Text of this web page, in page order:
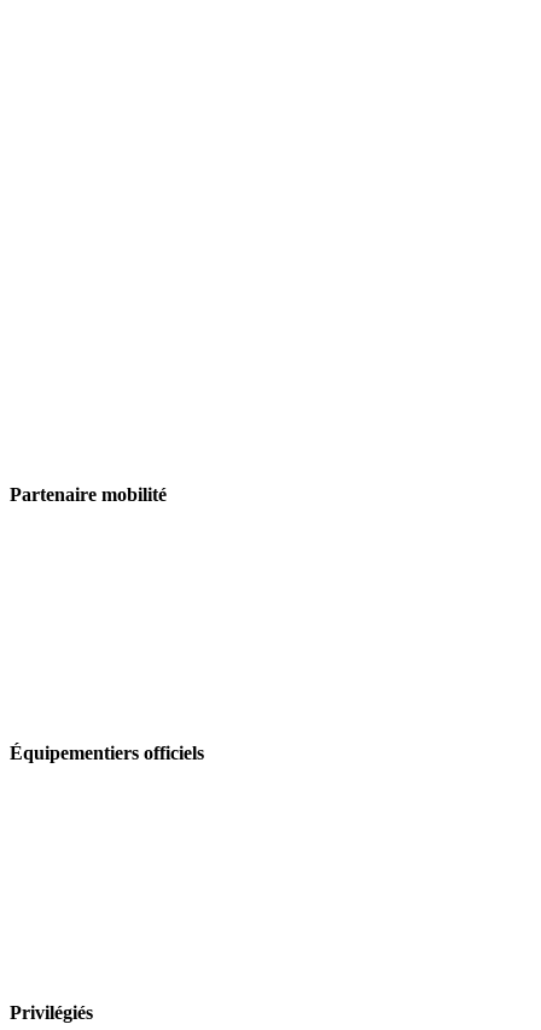
Partenaire mobilité
Équipementiers officiels
Privilégiés